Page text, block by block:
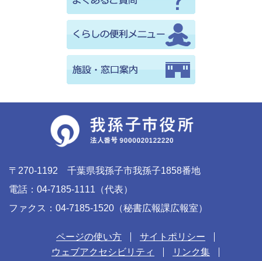
〒270-1192 千葉県我孫子市我孫子1858番地
電話：04-7185-1111（代表）
ファクス：04-7185-1520（秘書広報課広報室）
ページの使い方
サイトポリシー
ウェブアクセシビリティ
リンク集